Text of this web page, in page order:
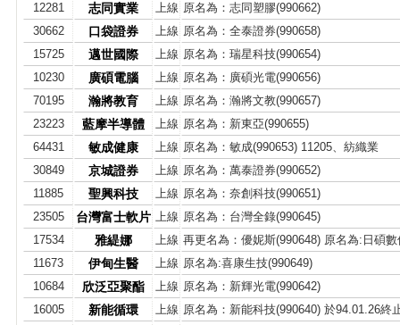
12281
志同實業 上線 原名為：志同塑膠(990662)
30662
口袋證券 上線 原名為：全泰證券(990658)
15725
邁世國際 上線 原名為：瑞星科技(990654)
10230
廣碩電腦 上線 原名為：廣碩光電(990656)
70195
瀚將教育 上線 原名為：瀚將文教(990657)
23223
藍摩半導體 上線 原名為：新東亞(990655)
64431
敏成健康 上線 原名為：敏成(990653) 11205、紡織業
30849
京城證券 上線 原名為：萬泰證券(990652)
11885
聖興科技 上線 原名為：奈創科技(990651)
23505
台灣富士軟片 上線 原名為：台灣全錄(990645)
17534
雅緹娜 上線 再更名為：優妮斯(990648) 原名為:日碩數
11673
伊甸生醫 上線 原名為:喜康生技(990649)
10684
欣泛亞聚酯 上線 原名為：新輝光電(990642)
16005
新能循環 上線 原名為：新能科技(990640) 於94.01.26終